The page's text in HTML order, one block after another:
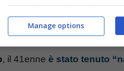
a distanza di oltre un
Carollo.
, il 41enne è stato tenuto
Manage options